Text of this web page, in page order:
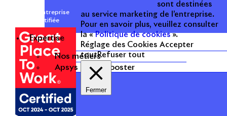
Expertise
Nos métiers
Apsys Brand Booster
Une entreprise
certifiée
sont destinées
au service marketing de l’entreprise.
Pour en savoir plus, veuillez consulter
la «Politique de cookies».
Réglage des Cookies Accepter
toutRefuser tout
Fermer